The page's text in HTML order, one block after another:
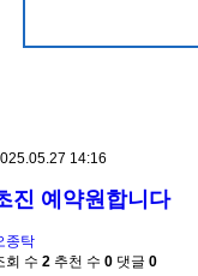
14:16
진 예약원합니다
종탁
회 수 2 추천 수 0 댓글 0